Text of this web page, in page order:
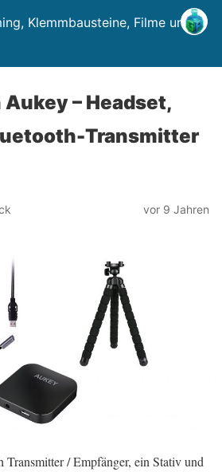
Klemmbausteine, Filme und
– Headset,
Transmitter
vor 9 Jahren
Transmitter / Empfänger, ein Stativ und